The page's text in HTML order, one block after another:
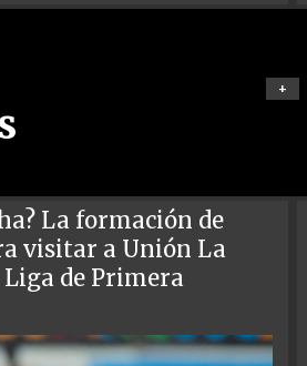
+
La formación de
visitar a Unión La
de Primera